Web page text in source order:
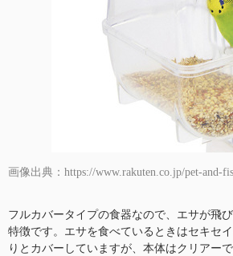
画像出典：https://www.rakuten.co.jp/pet-and-
フルカバータイプの食器なので、エサが飛
特徴です。エサを食べているときはセキセ
りとカバーしていますが、本体はクリアー